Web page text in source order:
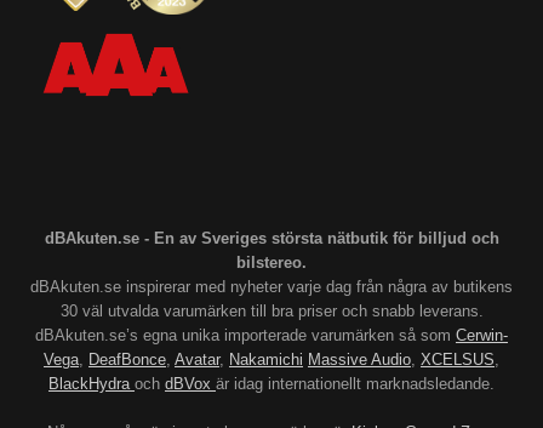
dBAkuten.se - En av Sveriges största nätbutik för billjud och
bilstereo.
dBAkuten.se inspirerar med nyheter varje dag från några av butikens
30 väl utvalda varumärken till bra priser och snabb leverans.
dBAkuten.se’s egna unika importerade varumärken så som Cerwin-
Vega, DeafBonce, Avatar, Nakamichi Massive Audio, XCELSUS,
BlackHydra och dBVox är idag internationellt marknadsledande.